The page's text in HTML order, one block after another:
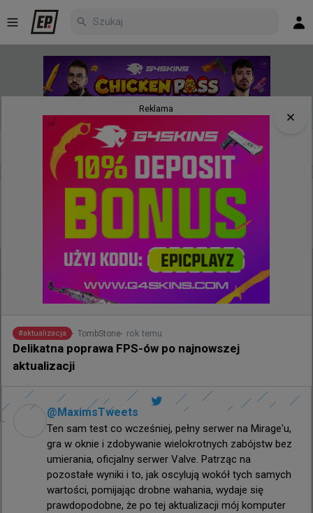
Nowe Najpopularniejsze Poczekalnia
TombStone godzinę temu
Bnox zakończył przygodę w Paryżu. "Dużo błędów,
za mało spokoju"
1:2 vs JieJieHao i odpadamy z Paryża dużo błędów,  za
mało spokoju ale z każdym lanem nabierzemy
Reklama
#aktualizacja TombStone rok temu
Delikatna poprawa FPS-ów po najnowszej
aktualizacji
@ MaximsTweets
Ten sam test co wcześniej, pełny serwer na Mirage'u,
gra w oknie i zdobywanie wielokrotnych zabójstw bez
umierania, oficjalny serwer Valve. Patrząc na
pozostałe wyniki i to, jak oscylują wokół tych samych
wartości, pomijając drobne wahania, wydaje się
prawdopodobne, że po tej aktualizacji mój komputer